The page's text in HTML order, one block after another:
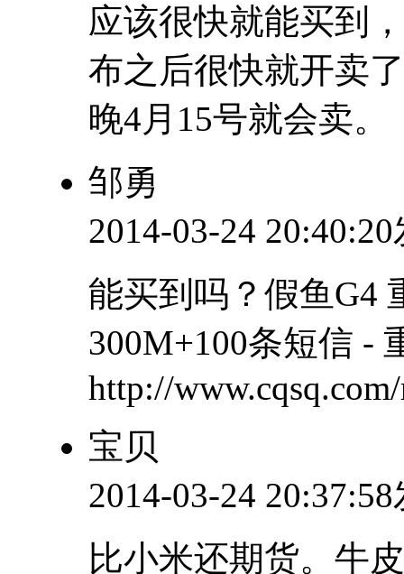
应该很快就能买到
布之后很快就开卖
晚4月15号就会卖。
邹勇
2014-03-24
能买到吗？假鱼G4
300M+100条短信 -
http://
宝贝
2014-03-24
比小米还期货。牛